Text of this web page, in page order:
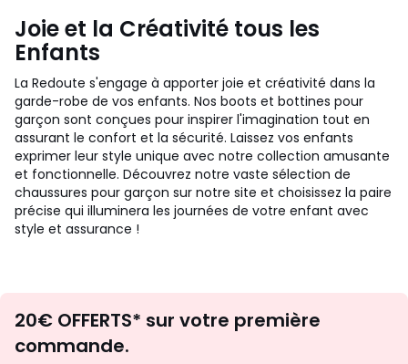
Joie et la Créativité tous les
Enfants
La Redoute s'engage à apporter joie et créativité dans la
garde-robe de vos enfants. Nos boots et bottines pour
garçon sont conçues pour inspirer l'imagination tout en
assurant le confort et la sécurité. Laissez vos enfants
exprimer leur style unique avec notre collection amusante
et fonctionnelle. Découvrez notre vaste sélection de
chaussures pour garçon sur notre site et choisissez la paire
précise qui illuminera les journées de votre enfant avec
style et assurance !
d'inspirations
20€ OFFERTS* sur votre première
commande.